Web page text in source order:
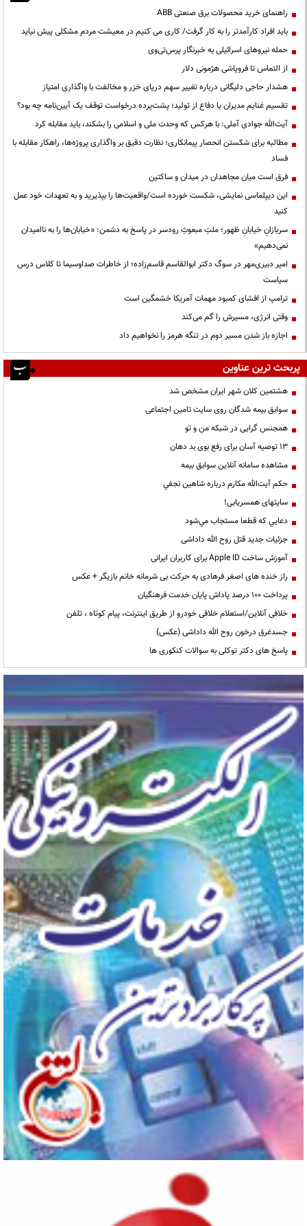
راهنمای خرید محصولات برق صنعتی ABB
باید افراد کارآمدتر را به کار گرفت/ کاری می کنیم در معیشت مردم مشکلی پیش نیاید
حمله نیروهای اسرائیلی به خبرنگار پرس‌تی‌وی
از التماس تا فروپاشی هژمونی دلار
هشدار حاجی دلیگانی درباره تغییر سهم دریای خزر و مخالفت با واگذاری امتیاز
تقسیم غنایم مدیران یا دفاع از تولید؛ پشت‌پرده درخواست توقف یک آیین‌نامه چه بود؟
آیت‌الله جوادی آملی: با هرکس که وحدت ملی و اسلامی را بشکند، باید مقابله کرد
مطالبه برای شکستن انحصار پیمانکاری؛ نظارت دقیق بر واگذاری پروژه‌ها، راهکار مقابله با
فساد
فرق است میان مجاهدان در میدان و ساکتین
این دیپلماسی نمایشی، شکست خورده است/واقعیت‌ها را بپذیرید و به تعهدات خود عمل
کنید
سربازانِ خیابانِ ظهور؛ ملتِ مبعوثِ رودسر در پاسخ به دشمن: «خیابان‌ها را به ناامیدان
نمی‌دهیم»
امیر دبیری‌مهر در سوگ دکتر ابوالقاسم قاسم‌زاده؛ از خاطرات صداوسیما تا کلاس درس
سیاست
ترامپ از افشای کمبود مهمات آمریکا خشمگین است
وقتی انرژی، مسیرش را گم می‌کند
اجازه باز شدن مسیر دوم در تنگه هرمز را نخواهیم داد
پربحث ترین عناوین
هشتمین کلان شهر ایران مشخص شد
سوابق بیمه شدگان روی سایت تامین اجتماعی
همجنس گرایی در شبکه من و تو
13 توصیه آسان برای رفع بوی بد دهان
مشاهده سامانه آنلاين سوابق بیمه
حكم آيت‌الله مكارم درباره شاهين نجفي
سایتهای همسریابی!
دعايي كه قطعا مستجاب مي‌شود
جزئیات جدید قتل روح الله داداشی
آموزش ساخت Apple ID برای کاربران ایرانی
راز خنده های اصغر فرهادی به حرکت بی شرمانه خانم بازیگر + عکس
پرداخت ۱۰۰ درصد پاداش پایان خدمت فرهنگیان
خلافی آنلاین/استعلام خلافی خودرو از طریق اینترنت، پیام کوتاه ، تلفن
جسدغرق درخون روح الله داداشی (عکس)
پاسخ های دکتر توکلی به سوالات کنکوری ها